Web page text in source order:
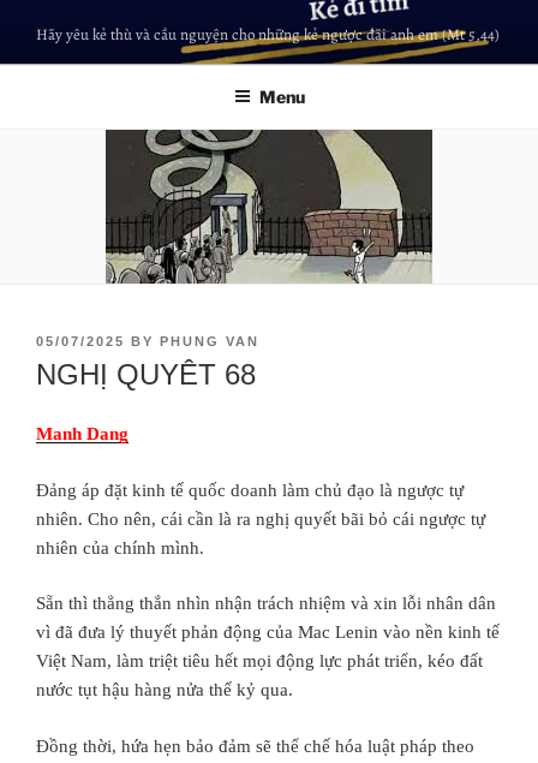
Hãy yêu kẻ thù và cầu nguyện cho những kẻ ngược đãi anh em (Mt 5,44)
Menu
05/07/2025 BY PHUNG VAN
NGHỊ QUYÊT 68
Manh Dang
Đảng áp đặt kinh tế quốc doanh làm chủ đạo là ngược tự
nhiên. Cho nên, cái cần là ra nghị quyết bãi bỏ cái ngược tự
nhiên của chính mình.
Sẵn thì thẳng thắn nhìn nhận trách nhiệm và xin lỗi nhân dân
vì đã đưa lý thuyết phản động của Mac Lenin vào nền kinh tế
Việt Nam, làm triệt tiêu hết mọi động lực phát triển, kéo đất
nước tụt hậu hàng nửa thế kỷ qua.
Đồng thời, hứa hẹn bảo đảm sẽ thể chế hóa luật pháp theo